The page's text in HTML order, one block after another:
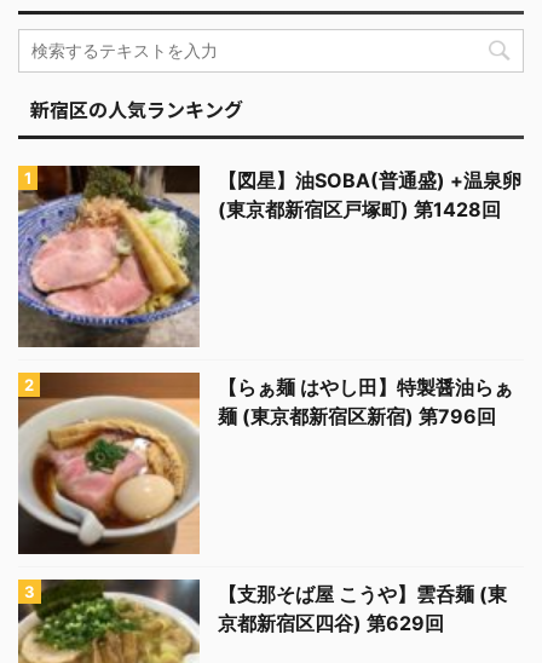
新宿区の人気ランキング
【図星】油SOBA(普通盛) +温泉卵
(東京都新宿区戸塚町) 第1428回
【らぁ麺 はやし田】特製醤油らぁ
麺 (東京都新宿区新宿) 第796回
【支那そば屋 こうや】雲呑麺 (東
京都新宿区四谷) 第629回